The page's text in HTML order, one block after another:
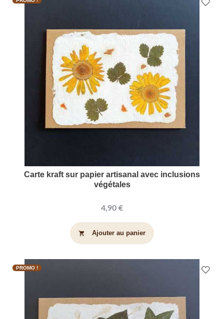
Carte kraft sur papier artisanal avec inclusions
végétales
4,90 €
shopping_cart Ajouter au panier
PROMO !